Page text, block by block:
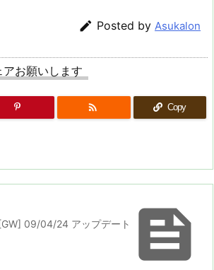
 Posted by Asukalon
お願いします
 Copy

09/04/24 アップデート